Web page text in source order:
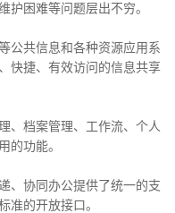
护困难等问题层出不穷。
公共信息和各种资源应用系
快捷、有效访问的信息共享
、档案管理、工作流、个人
的功能。
、协同办公提供了统一的支
准的开放接口。